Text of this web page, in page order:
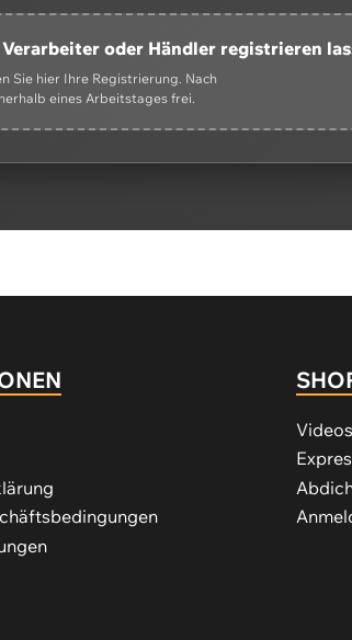
oder Händler registrieren
Sie hier Ihre Registrierung. Nach
eines Arbeitstages frei.
Videos